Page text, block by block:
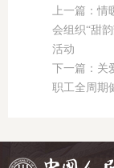
上一篇：
会组织“甜
活动
下一篇：关
职工全周期